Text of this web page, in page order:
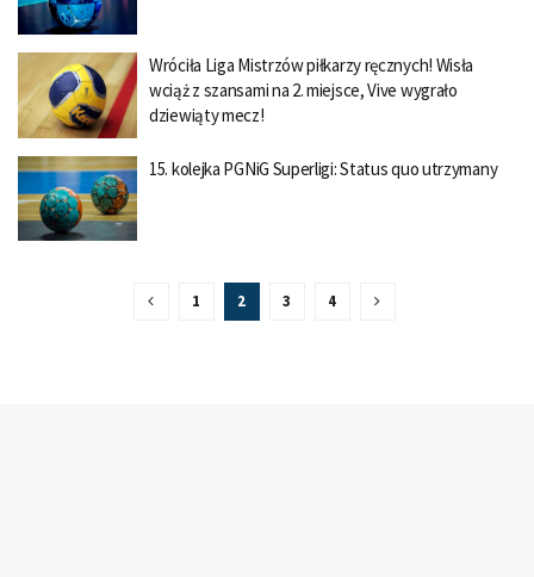
Wróciła Liga Mistrzów piłkarzy ręcznych! Wisła
wciąż z szansami na 2. miejsce, Vive wygrało
dziewiąty mecz!
15. kolejka PGNiG Superligi: Status quo utrzymany
1 2 3 4